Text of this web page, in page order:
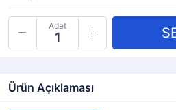
Adet
Ürün Açıklaması